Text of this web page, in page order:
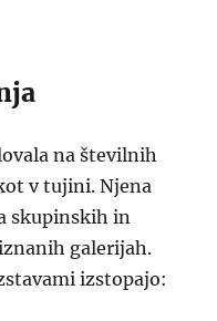
na številnih
v tujini. Njena
skupinskih in
galerijah.
izstopajo: